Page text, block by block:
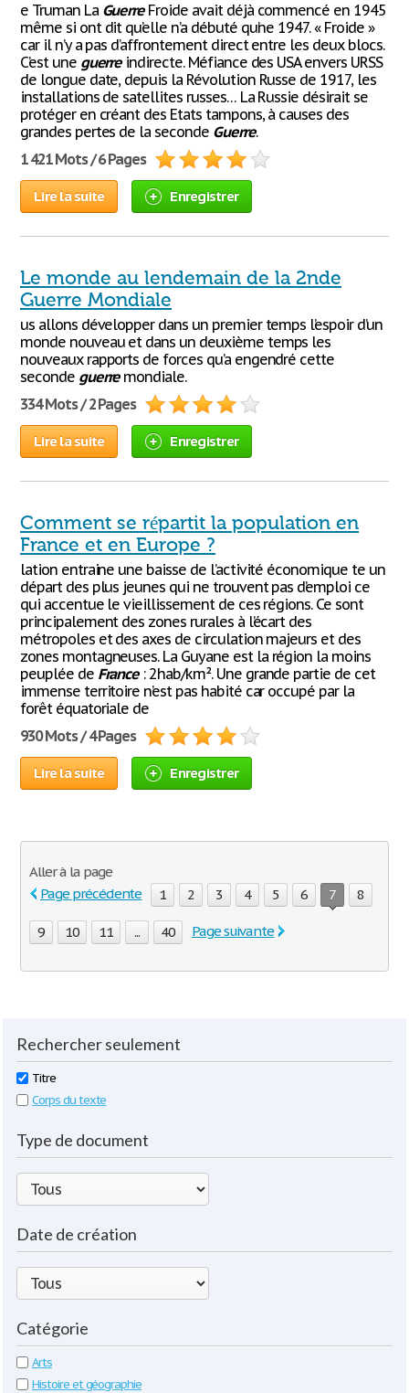
e Truman La GuerreFroide avait déjà commencé en 1945
même si ont dit qu’elle n’a débuté qu’ne 1947. « Froide »
car il n’y a pas d’affrontement direct entre les deux blocs.
C’est une guerreindirecte. Méfiance des USA envers URSS
de longue date, depuis la Révolution Russe de 1917, les
installations de satellites russes… La Russie désirait se
protéger en créant des Etats tampons, à causes des
grandes pertes de la seconde Guerre.
1 421 Mots / 6 Pages
Lire la suite Enregistrer
Le monde au lendemain de la 2nde
Guerre Mondiale
us allons développer dans un premier temps l’espoir d’un
monde nouveau et dans un deuxième temps les
nouveaux rapports de forces qu’a engendré cette
seconde guerremondiale.
334 Mots / 2 Pages
Lire la suite Enregistrer
Comment se répartit la population en
France et en Europe ?
lation entraine une baisse de l’activité économique te un
départ des plus jeunes qui ne trouvent pas d’emploi ce
qui accentue le vieillissement de ces régions. Ce sont
principalement des zones rurales à l’écart des
métropoles et des axes de circulation majeurs et des
zones montagneuses. La Guyane est la région la moins
peuplée de France: 2hab/km². Une grande partie de cet
immense territoire n’est pas habité car occupé par la
forêt équatoriale de
930 Mots / 4 Pages
Lire la suite Enregistrer
Aller à la page
Page précédente
1 2 3 4 5 6 7 8
9 10 11 ... 40 Page suivante
Rechercher seulement
Titre
Corps du texte
Type de document
Date de création
Catégorie
Arts
Histoire et géographie